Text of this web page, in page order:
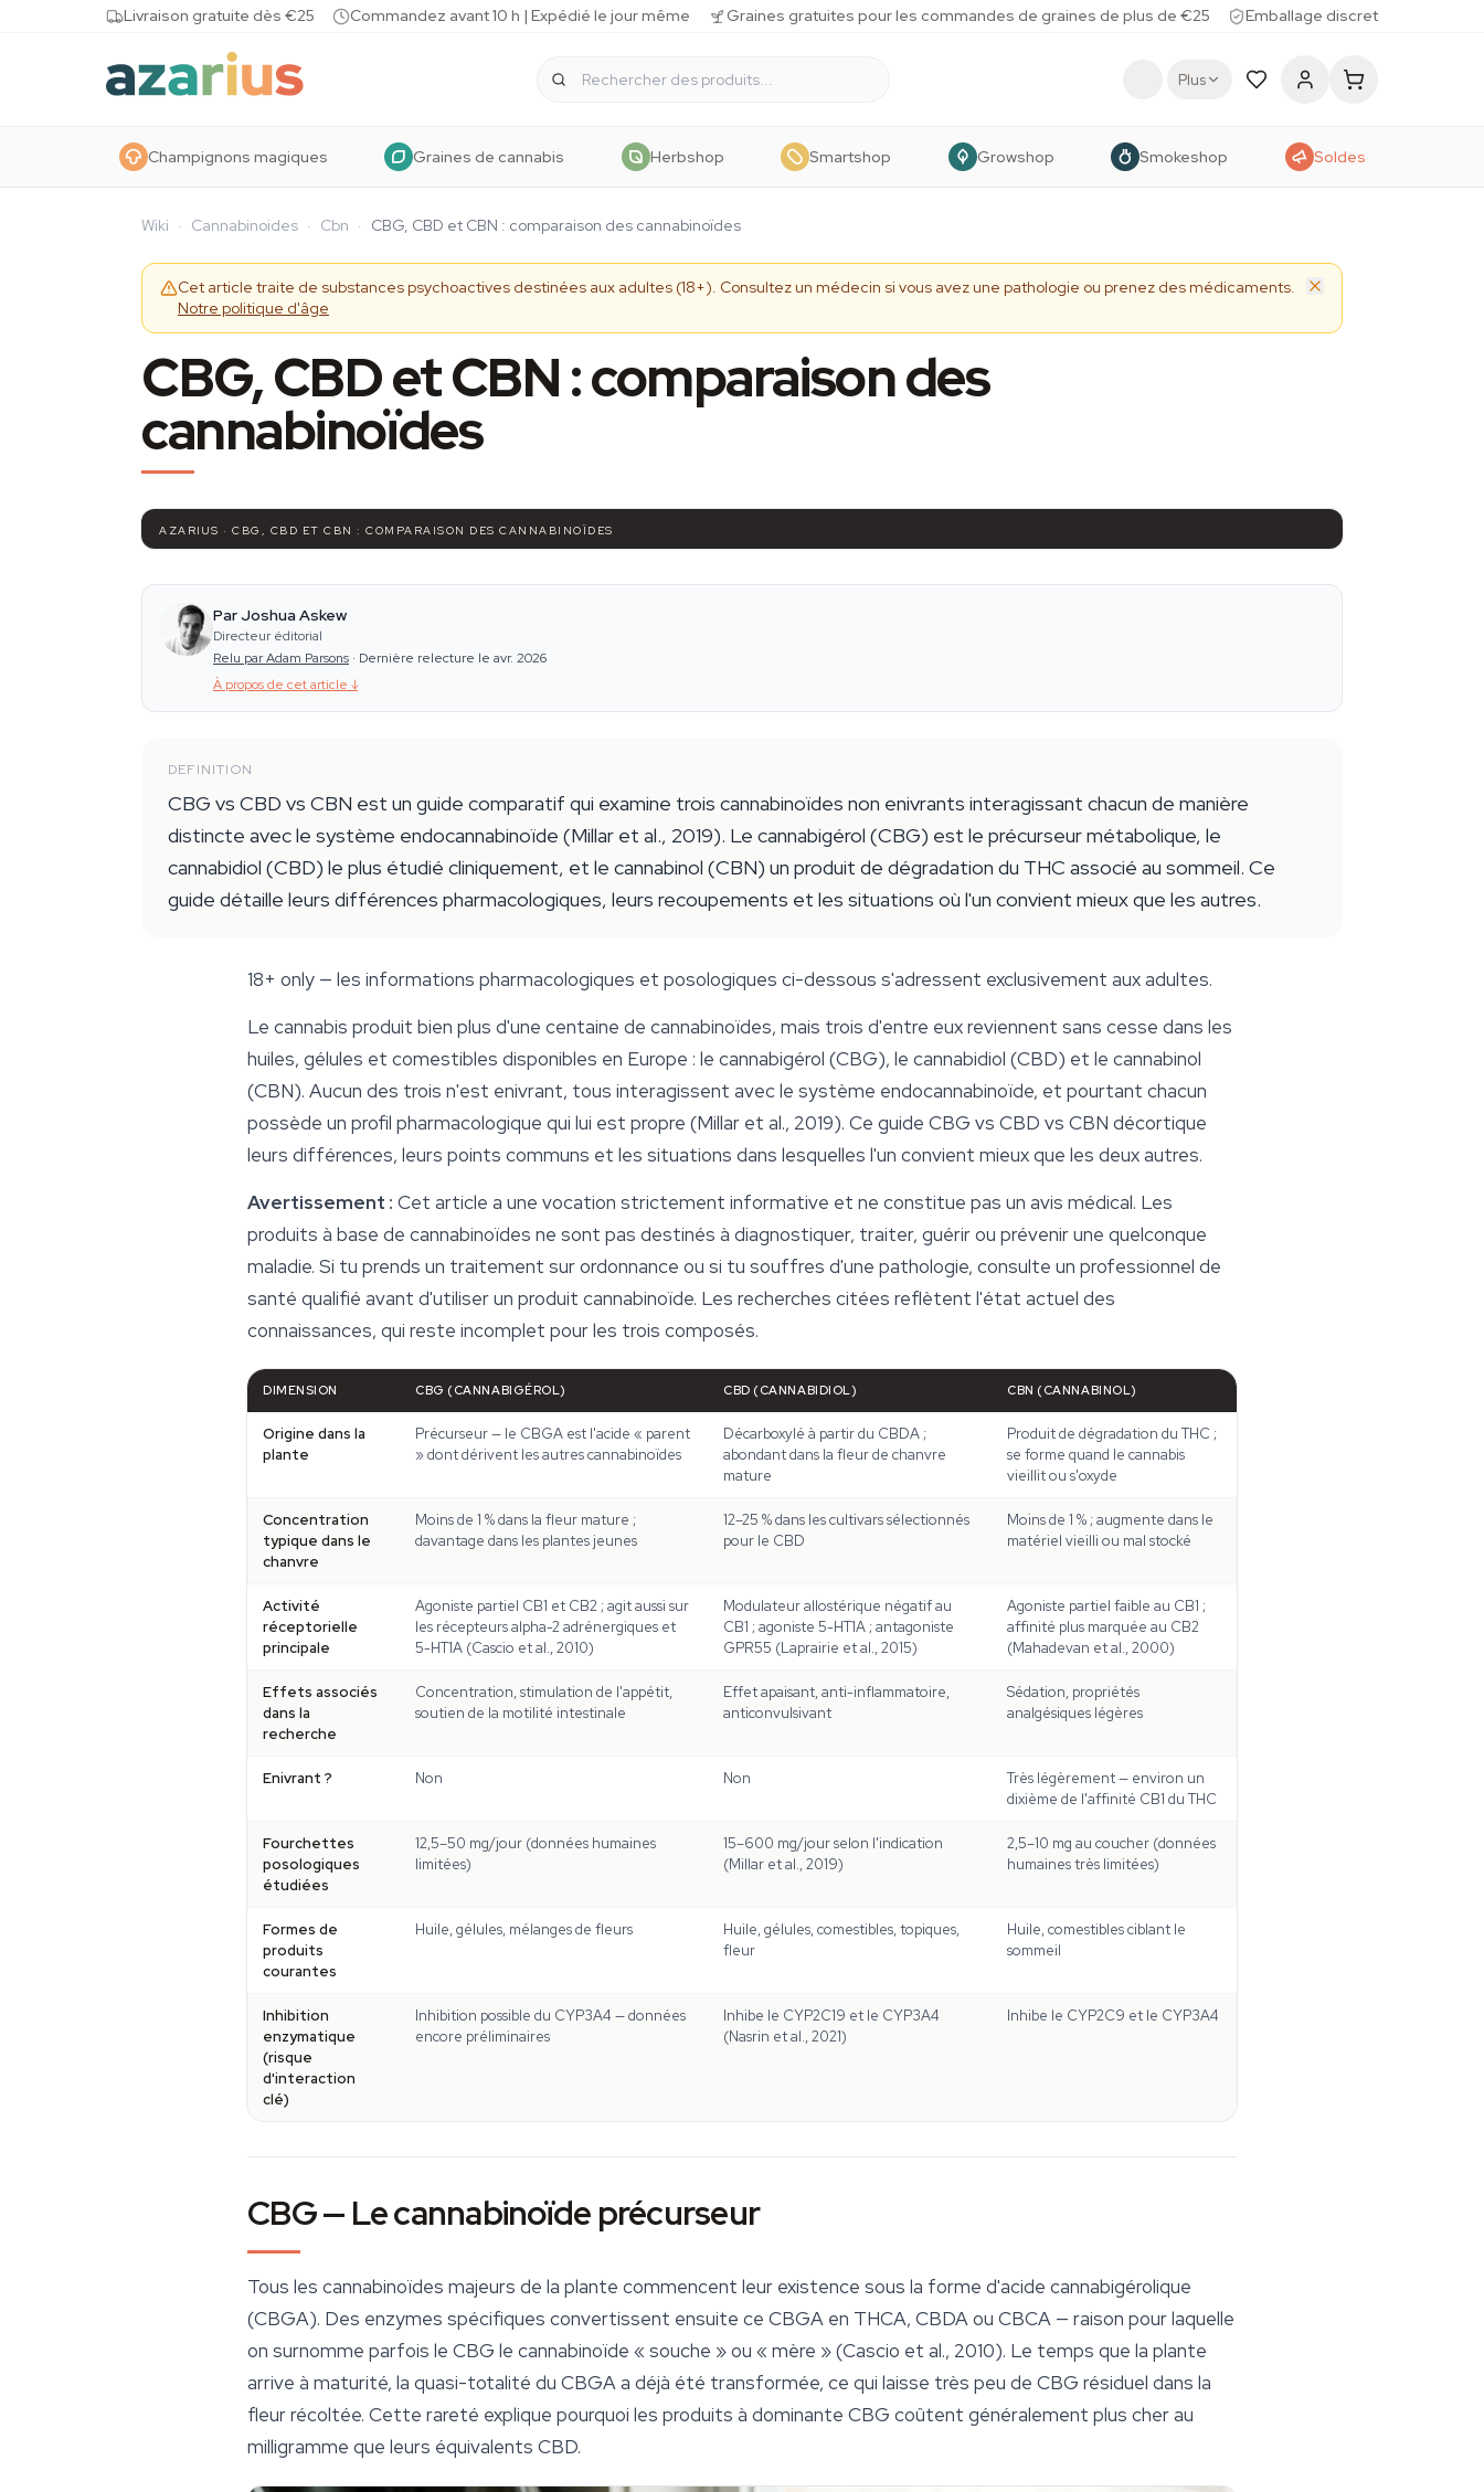
Skip to contentLivraison gratuite dès €25 Commandez avant 10 h | Expédié le jour même Graines gratuites pour les commandes de graines de plus de €25 Emballage discret
Plus
Champignons magiques Graines de cannabis Herbshop Smartshop Growshop Smokeshop Soldes
Wiki · Cannabinoides · Cbn · CBG, CBD et CBN : comparaison des cannabinoïdes
Cet article traite de substances psychoactives destinées aux adultes (18+). Consultez un médecin si vous avez une pathologie ou prenez des médicaments.
Notre politique d'âge
CBG, CBD et CBN : comparaison des
cannabinoïdes
AZARIUS · CBG, CBD ET CBN : COMPARAISON DES CANNABINOÏDES
Par Joshua Askew
Directeur éditorial
Relu par Adam Parsons · Dernière relecture le avr. 2026
À propos de cet article ↓
DEFINITION
CBG vs CBD vs CBN est un guide comparatif qui examine trois cannabinoïdes non enivrants interagissant chacun de manière
distincte avec le système endocannabinoïde (Millar et al., 2019). Le cannabigérol (CBG) est le précurseur métabolique, le
cannabidiol (CBD) le plus étudié cliniquement, et le cannabinol (CBN) un produit de dégradation du THC associé au sommeil. Ce
guide détaille leurs différences pharmacologiques, leurs recoupements et les situations où l'un convient mieux que les autres.
18+ only — les informations pharmacologiques et posologiques ci-dessous s'adressent exclusivement aux adultes.
Le cannabis produit bien plus d'une centaine de cannabinoïdes, mais trois d'entre eux reviennent sans cesse dans les
huiles, gélules et comestibles disponibles en Europe : le cannabigérol (CBG), le cannabidiol (CBD) et le cannabinol
(CBN). Aucun des trois n'est enivrant, tous interagissent avec le système endocannabinoïde, et pourtant chacun
possède un profil pharmacologique qui lui est propre (Millar et al., 2019). Ce guide CBG vs CBD vs CBN décortique
leurs différences, leurs points communs et les situations dans lesquelles l'un convient mieux que les deux autres.
Avertissement : Cet article a une vocation strictement informative et ne constitue pas un avis médical. Les
produits à base de cannabinoïdes ne sont pas destinés à diagnostiquer, traiter, guérir ou prévenir une quelconque
maladie. Si tu prends un traitement sur ordonnance ou si tu souffres d'une pathologie, consulte un professionnel de
santé qualifié avant d'utiliser un produit cannabinoïde. Les recherches citées reflètent l'état actuel des
connaissances, qui reste incomplet pour les trois composés.
DIMENSION CBG (CANNABIGÉROL) CBD (CANNABIDIOL) CBN (CANNABINOL)
Origine dans la
plante
Précurseur — le CBGA est l'acide « parent
» dont dérivent les autres cannabinoïdes
Décarboxylé à partir du CBDA ;
abondant dans la fleur de chanvre
mature
Produit de dégradation du THC ;
se forme quand le cannabis
vieillit ou s'oxyde
Concentration
typique dans le
chanvre
Moins de 1 % dans la fleur mature ;
davantage dans les plantes jeunes
12–25 % dans les cultivars sélectionnés
pour le CBD
Moins de 1 % ; augmente dans le
matériel vieilli ou mal stocké
Activité
réceptorielle
principale
Agoniste partiel CB1 et CB2 ; agit aussi sur
les récepteurs alpha-2 adrénergiques et
5-HT1A (Cascio et al., 2010)
Modulateur allostérique négatif au
CB1 ; agoniste 5-HT1A ; antagoniste
GPR55 (Laprairie et al., 2015)
Agoniste partiel faible au CB1 ;
affinité plus marquée au CB2
(Mahadevan et al., 2000)
Effets associés
dans la
recherche
Concentration, stimulation de l'appétit,
soutien de la motilité intestinale
Effet apaisant, anti-inflammatoire,
anticonvulsivant
Sédation, propriétés
analgésiques légères
Enivrant ? Non Non
Très légèrement — environ un
dixième de l'affinité CB1 du THC
Fourchettes
posologiques
étudiées
12,5–50 mg/jour (données humaines
limitées)
15–600 mg/jour selon l'indication
(Millar et al., 2019)
2,5–10 mg au coucher (données
humaines très limitées)
Formes de
produits
courantes
Huile, gélules, mélanges de fleurs
Huile, gélules, comestibles, topiques,
fleur
Huile, comestibles ciblant le
sommeil
Inhibition
enzymatique
(risque
d'interaction
clé)
Inhibition possible du CYP3A4 — données
encore préliminaires
Inhibe le CYP2C19 et le CYP3A4
(Nasrin et al., 2021)
Inhibe le CYP2C9 et le CYP3A4
CBG — Le cannabinoïde précurseur
Tous les cannabinoïdes majeurs de la plante commencent leur existence sous la forme d'acide cannabigérolique
(CBGA). Des enzymes spécifiques convertissent ensuite ce CBGA en THCA, CBDA ou CBCA — raison pour laquelle
on surnomme parfois le CBG le cannabinoïde « souche » ou « mère » (Cascio et al., 2010). Le temps que la plante
arrive à maturité, la quasi-totalité du CBGA a déjà été transformée, ce qui laisse très peu de CBG résiduel dans la
fleur récoltée. Cette rareté explique pourquoi les produits à dominante CBG coûtent généralement plus cher au
milligramme que leurs équivalents CBD.